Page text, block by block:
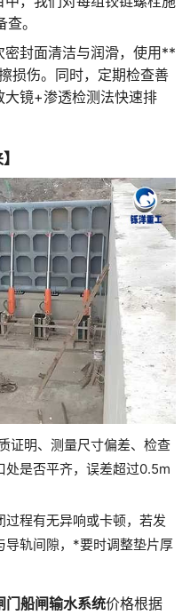
。
封面清洁与润滑，使用**
损伤。同时，定期检查善
大镜+渗透检测法快速排
证明、测量尺寸偏差、检查
是否平齐，误差超过0.5m
过程有无异响或卡顿，若发
导轨间隙，*要时调整垫片厚
船闸输水系统价格根据